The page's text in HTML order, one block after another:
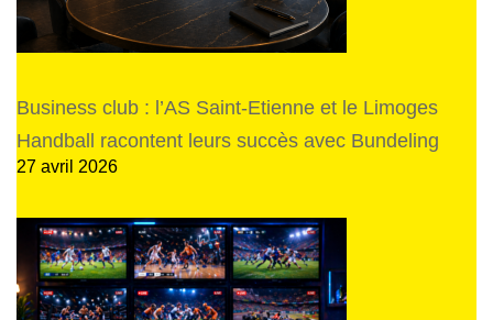
Business club : l’AS Saint-Etienne et le Limoges
Handball racontent leurs succès avec Bundeling
27 avril 2026